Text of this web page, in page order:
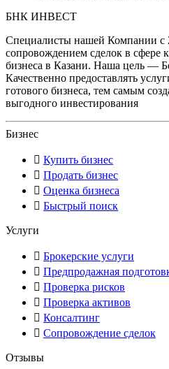
БНК ИНВЕСТ
Специалисты нашей Компании с
сопровождением сделок в сфере
бизнеса в Казани. Наша цель —
Качественно предоставлять
готового бизнеса, тем самым
выгодного инвестирования
Бизнес
Купить бизнес
Продать бизнес
Оценка бизнеса
Быстрый поиск
Услуги
Брокерские услуги
Предпродажная
Проверка рисков
Проверка активов
Консалтинг
Сопровождение сделок
Отзывы